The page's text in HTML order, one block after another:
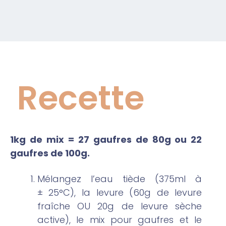
Recette
1kg de mix = 27 gaufres de 80g ou 22
gaufres de 100g.
Mélangez l’eau tiède (375ml à
± 25°C), la levure (60g de levure
fraîche OU 20g de levure sèche
active), le mix pour gaufres et le